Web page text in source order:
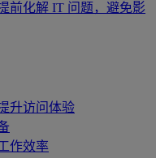
前化解 IT 问题，避免影
升访问体验
作效率